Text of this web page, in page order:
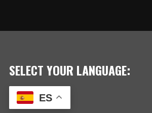
SELECT YOUR LANGUAGE:
ES